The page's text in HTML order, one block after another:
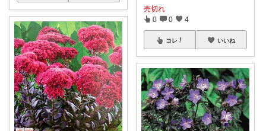
売切れ
0 0 4
コレ いいね